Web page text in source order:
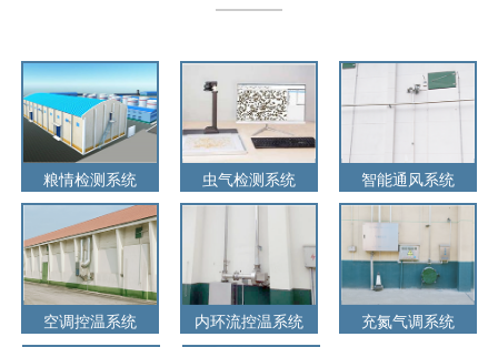
粮情检测系统 虫气检测系统 智能通风系统
空调控温系统 内环流控温系统 充氮气调系统